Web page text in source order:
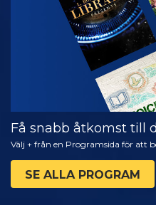
Få snabb åtkomst till
Välj + från en Programsida för att
SE ALLA PROGRAM